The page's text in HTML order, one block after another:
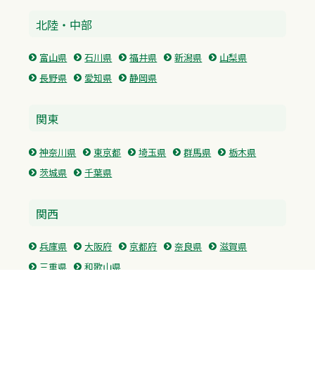
北陸・中部
富山県 石川県 福井県 新潟県
山梨県
長野県
愛知県 静岡県
関東
神奈川県 東京都 埼玉県 群馬県
栃木県
茨城県
千葉県
関西
兵庫県 大阪府 京都府 奈良県
滋賀県
三重県
和歌山県